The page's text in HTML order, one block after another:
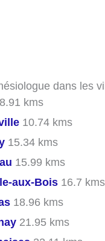
dans les
8.91 kms
10.74 kms
15.34 kms
15.99 kms
aux-Bois 16.7 kms
18.96 kms
21.95 kms